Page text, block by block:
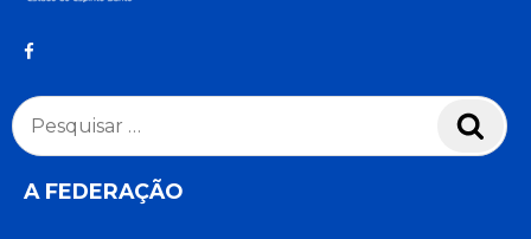
Pesquisar
por:
A FEDERAÇÃO